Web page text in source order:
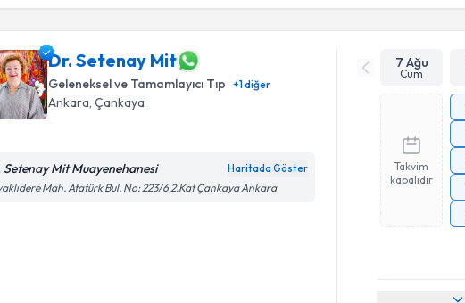
Dr. Setenay Mit
Geleneksel ve Tamamlayıcı Tıp +1diğer
Ankara , Çankaya
Setenay Mit Muayenehanesi Haritada Göster
Mah. Atatürk Bul. No: 223/6 2.Kat Çankaya Ankara
7 Ağu
Cum
Takvim
kapalıdır